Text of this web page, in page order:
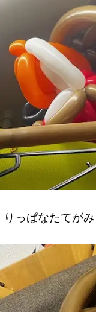
りっぱなたてがみ